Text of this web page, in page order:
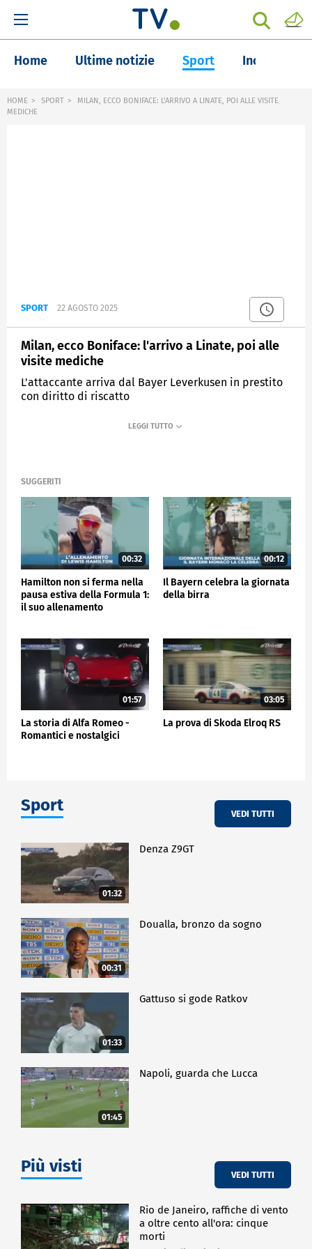
Home Ultime notizie Sport Inchieste
HOME SPORT
MILAN, ECCO BONIFACE: L'ARRIVO A LINATE, POI ALLE VISITE
MEDICHE
SPORT 22 AGOSTO 2025
Milan, ecco Boniface: l'arrivo a Linate, poi alle
visite mediche
L'attaccante arriva dal Bayer Leverkusen in prestito
con diritto di riscatto
SPORTMEDIASET
SUGGERITI
00:32
Hamilton non si ferma nella
pausa estiva della Formula 1:
il suo allenamento
00:12
Il Bayern celebra la giornata
della birra
01:57
La storia di Alfa Romeo -
Romantici e nostalgici
03:05
La prova di Skoda Elroq RS
Sport VEDI TUTTI
01:32
Denza Z9GT
00:31
Doualla, bronzo da sogno
01:33
Gattuso si gode Ratkov
01:45
Napoli, guarda che Lucca
Più visti VEDI TUTTI
Rio de Janeiro, raffiche di vento
a oltre cento all'ora: cinque
morti